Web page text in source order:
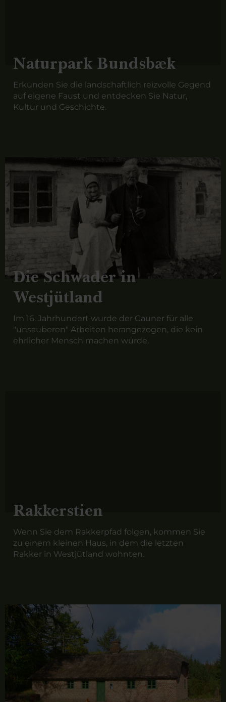
Naturpark Bundsbæk
Erkunden Sie die landschaftlich reizvolle Gegend
auf eigene Faust und entdecken Sie Natur,
Kultur und Geschichte.
Die Schwader in
Westjütland
Im 16. Jahrhundert wurde der Gauner für alle
"unsauberen" Arbeiten herangezogen, die kein
ehrlicher Mensch machen würde.
Rakkerstien
Wenn Sie dem Rakkerpfad folgen, kommen Sie
zu einem kleinen Haus, in dem die letzten
Rakker in Westjütland wohnten.